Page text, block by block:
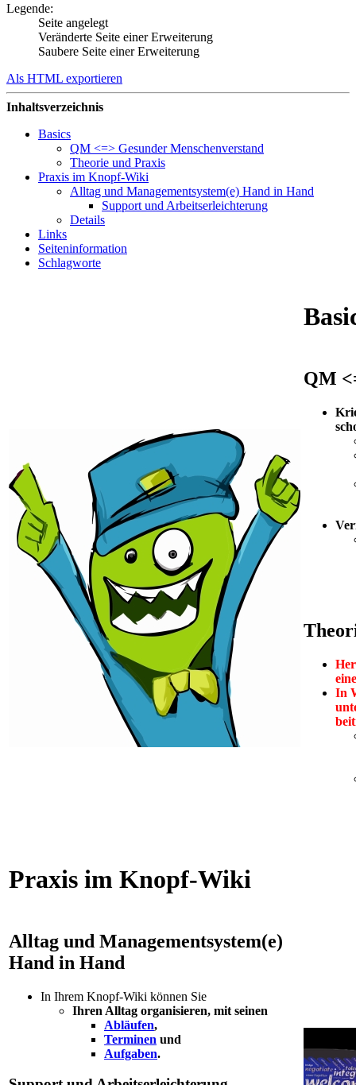
Legende:
Seite angelegt
Veränderte Seite einer Erweiterung
Saubere Seite einer Erweiterung
Als HTML exportieren
Inhaltsverzeichnis
Basics
QM <=> Gesunder Menschenverstand
Theorie und Praxis
Praxis im Knopf-Wiki
Alltag und Managementsystem(e) Hand in Hand
Support und Arbeitserleichterung
Details
Links
Seiteninformation
Schlagworte
QM
In
Praxis im Knopf-Wiki
Alltag und Managementsystem(e)
Hand in Hand
In Ihrem Knopf-Wiki können Sie
Ihren Alltag organisieren, mit seinen
Abläufen,
Terminen und
Aufgaben.